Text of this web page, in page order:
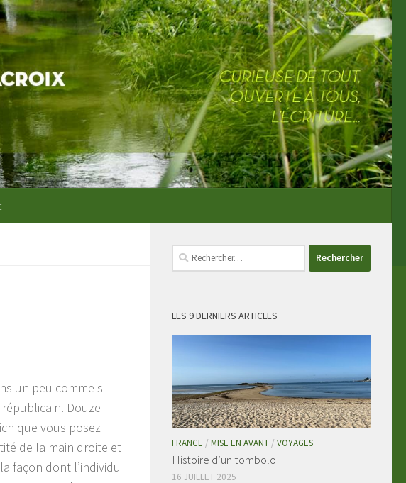
un peu comme si
Douze
que vous posez
de la main droite et
façon dont l’individu
Rechercher :
LES 9 DERNIERS ARTICLES
FRANCE / MISE EN AVANT/ VOYAGES
Histoire d’un tombolo
16 JUILLET 2025